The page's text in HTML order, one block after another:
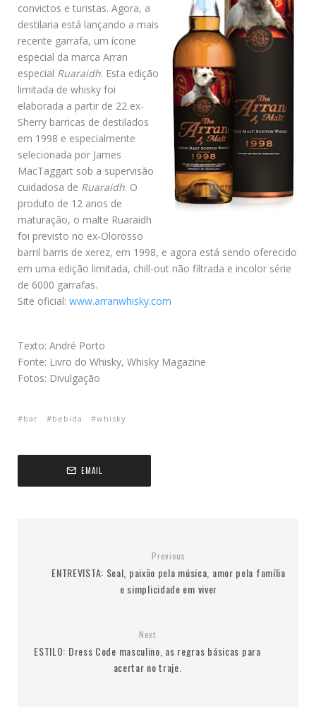
convictos e turistas. Agora, a
destilaria está lançando a mais
recente garrafa, um ícone
especial da marca Arran
especial Ruaraidh. Esta edição
limitada de whisky foi
elaborada a partir de 22 ex-
Sherry barricas de destilados
em 1998 e especialmente
selecionada por James
MacTaggart sob a supervisão
cuidadosa de Ruaraidh. O
produto de 12 anos de
maturação, o malte Ruaraidh
foi previsto no ex-Olorosso
barril barris de xerez, em 1998, e agora está sendo oferecido
em uma edição limitada, chill-out não filtrada e incolor série
de 6000 garrafas.
Site oficial: www.arranwhisky.com
Texto: André Porto
Fonte: Livro do Whisky, Whisky Magazine
Fotos: Divulgação
bar bebida whisky
EMAIL
Previous
ENTREVISTA: Seal, paixão pela música, amor pela família
e simplicidade em viver
Next
ESTILO: Dress Code masculino, as regras básicas para
acertar no traje.